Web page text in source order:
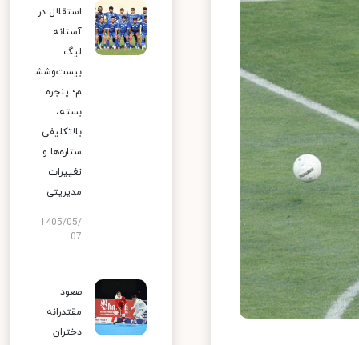
استقلال در
آستانه
لیگ
بیست‌وشش
م؛ پنجره
بسته،
بلاتکلیفی
ستاره‌ها و
تغییرات
مدیریتی
1405/05/
07
صعود
مقتدرانه
دختران